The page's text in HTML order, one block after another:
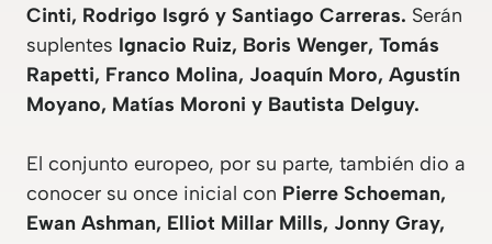
Cinti, Rodrigo Isgró y Santiago Carreras. Serán
suplentes Ignacio Ruiz, Boris Wenger, Tomás
Rapetti, Franco Molina, Joaquín Moro, Agustín
Moyano, Matías Moroni y Bautista Delguy.
El conjunto europeo, por su parte, también dio a
conocer su once inicial con Pierre Schoeman,
Ewan Ashman, Elliot Millar Mills, Jonny Gray,